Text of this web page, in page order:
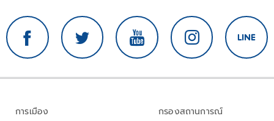
การเมือง
กรองสถานการณ์